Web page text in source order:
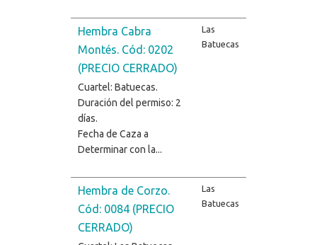
Hembra Cabra
Montés. Cód: 0202
(PRECIO CERRADO)
Cuartel: Batuecas.
Duración del permiso: 2
días.
Fecha de Caza a
Determinar con la...
Las
Batuecas
Hembra de Corzo.
Cód: 0084 (PRECIO
CERRADO)
Las
Batuecas